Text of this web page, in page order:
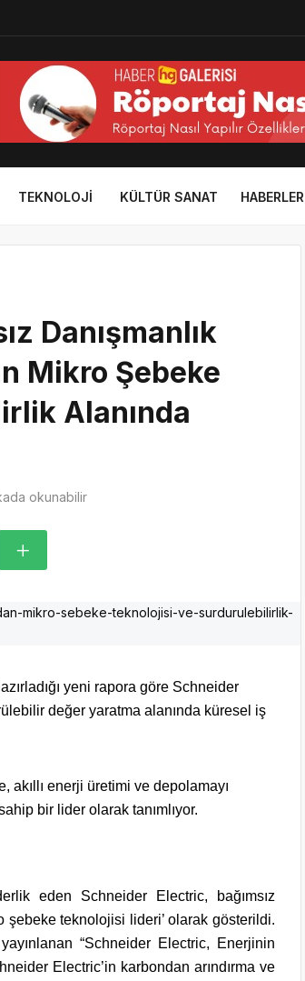
TEKNOLOJI KÜLTÜR SANAT HABERLER
Danışmanlık
Mikro Şebeke
Alanında
okunabilir
yeni rapora göre Schneider
değer yaratma alanında küresel iş
enerji üretimi ve depolamayı
bir lider olarak tanımlıyor.
eden Schneider Electric, bağımsız
şebeke teknolojisi lideri’ olarak gösterildi.
“Schneider Electric, Enerjinin
Electric’in karbondan arındırma ve